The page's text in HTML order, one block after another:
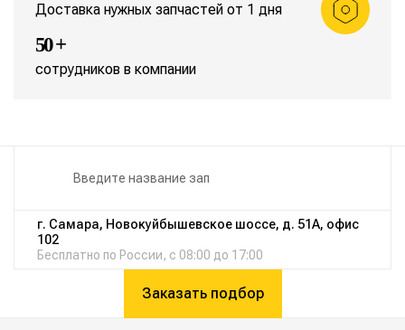
Доставка нужных запчастей от 1 дня
50 +
сотрудников в компании
г. Самара, Новокуйбышевское шоссе, д. 51А, офис
102
Бесплатно по России, с 08:00 до 17:00
Заказать подбор